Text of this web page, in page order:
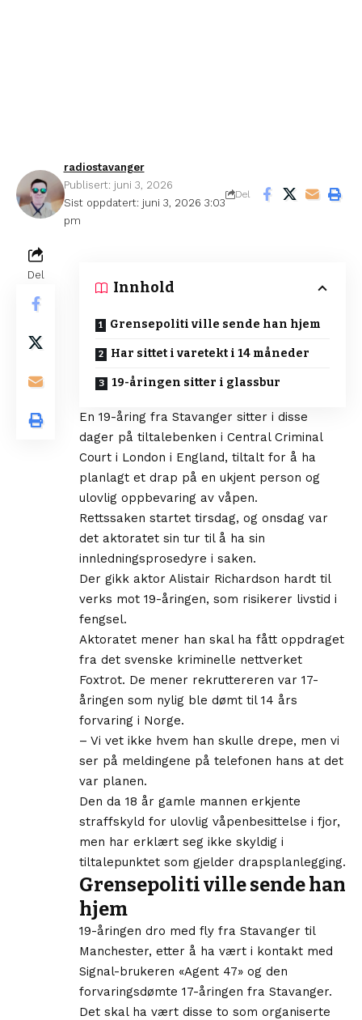
Sist oppdatert: juni 3, 2026 3:03
pm
radiostavanger
Publisert: juni 3, 2026
Del
Del
Innhold
Grensepoliti ville sende han hjem
Har sittet i varetekt i 14 måneder
19-åringen sitter i glassbur
En 19-åring fra Stavanger sitter i disse
dager på tiltalebenken i Central Criminal
Court i London i England, tiltalt for å ha
planlagt et drap på en ukjent person og
ulovlig oppbevaring av våpen.
Rettssaken startet tirsdag, og onsdag var
det aktoratet sin tur til å ha sin
innledningsprosedyre i saken.
Der gikk aktor Alistair Richardson hardt til
verks mot 19-åringen, som risikerer livstid i
fengsel.
Aktoratet mener han skal ha fått oppdraget
fra det svenske kriminelle nettverket
Foxtrot. De mener rekruttereren var 17-
åringen som nylig ble dømt til 14 års
forvaring i Norge.
– Vi vet ikke hvem han skulle drepe, men vi
ser på meldingene på telefonen hans at det
var planen.
Den da 18 år gamle mannen erkjente
straffskyld for ulovlig våpenbesittelse i fjor,
men har erklært seg ikke skyldig i
tiltalepunktet som gjelder drapsplanlegging.
Grensepoliti ville sende han
hjem
19-åringen dro med fly fra Stavanger til
Manchester, etter å ha vært i kontakt med
Signal-brukeren «Agent 47» og den
forvaringsdømte 17-åringen fra Stavanger.
Det skal ha vært disse to som organiserte